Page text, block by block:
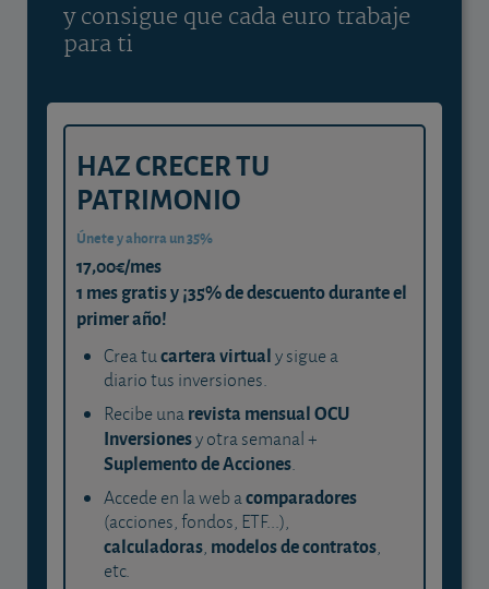
y consigue que cada euro trabaje
para ti
HAZ CRECER TU
PATRIMONIO
Únete y ahorra un 35%
17,00€/mes
1 mes gratis y ¡35% de descuento durante el
primer año!
Crea tucartera virtualy sigue a
diario tus inversiones.
Recibe unarevista mensual OCU
Inversionesy otra semanal +
Suplemento de Acciones.
Accede en la web acomparadores
(acciones, fondos, ETF...),
calculadoras, modelos de contratos,
etc.